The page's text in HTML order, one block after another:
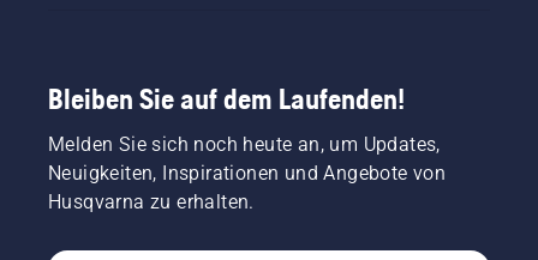
Bleiben Sie auf dem Laufenden!
Melden Sie sich noch heute an, um Updates,
Neuigkeiten, Inspirationen und Angebote von
Husqvarna zu erhalten.